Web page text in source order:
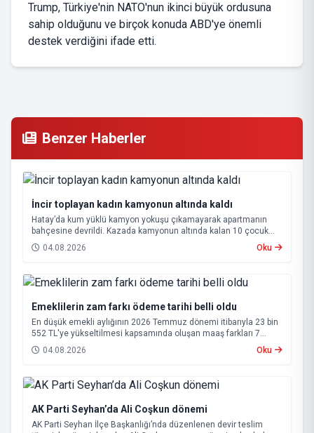
Trump, Türkiye'nin NATO'nun ikinci büyük ordusuna
sahip olduğunu ve birçok konuda ABD'ye önemli
destek verdiğini ifade etti.
Benzer Haberler
İncir toplayan kadın kamyonun altında kaldı
Hatay’da kum yüklü kamyon yokuşu çıkamayarak apartmanın
bahçesine devrildi. Kazada kamyonun altında kalan 10 çocuk
annesi 65 yaşındaki kadın hayatını kaybetti.
04.08.2026 Oku
Emeklilerin zam farkı ödeme tarihi belli oldu
En düşük emekli aylığının 2026 Temmuz dönemi itibarıyla 23 bin
552 TL'ye yükseltilmesi kapsamında oluşan maaş farkları 7
Ağustos 2026 tarihinde hesaplara yatırılacak.
04.08.2026 Oku
AK Parti Seyhan’da Ali Coşkun dönemi
AK Parti Seyhan İlçe Başkanlığı’nda düzenlenen devir teslim